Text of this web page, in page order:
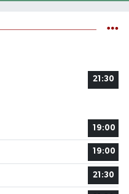
21:30
19:00
19:00
21:30